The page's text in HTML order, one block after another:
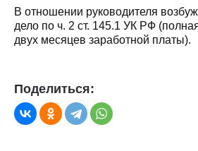
В отношении руководителя
дело по ч. 2 ст. 145.1 УК РФ
двух месяцев заработной платы).
Поделиться: